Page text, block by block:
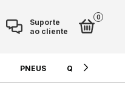
Suporte
ao cliente
0
PNEUS QUÍMICOS E